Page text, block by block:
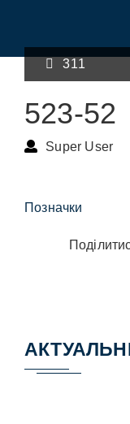
311
523-52
Super User
Позначки